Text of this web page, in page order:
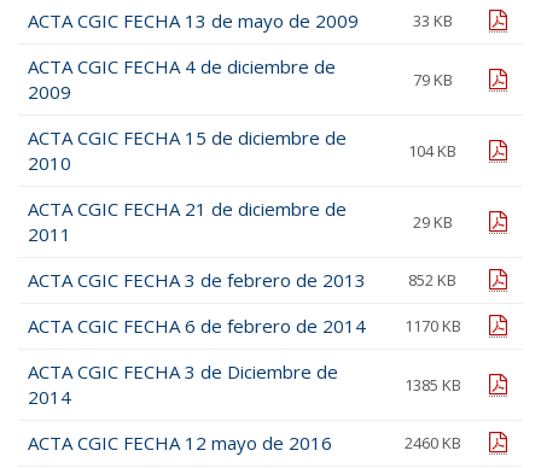
ACTA CGIC FECHA 13 de mayo de 2009 33 KB pdf
ACTA CGIC FECHA 4 de diciembre de
2009
79 KB pdf
ACTA CGIC FECHA 15 de diciembre de
2010
104 KB pdf
ACTA CGIC FECHA 21 de diciembre de
2011
29 KB pdf
ACTA CGIC FECHA 3 de febrero de 2013 852 KB pdf
ACTA CGIC FECHA 6 de febrero de 2014 1170 KB pdf
ACTA CGIC FECHA 3 de Diciembre de
2014
1385 KB pdf
ACTA CGIC FECHA 12 mayo de 2016 2460 KB pdf